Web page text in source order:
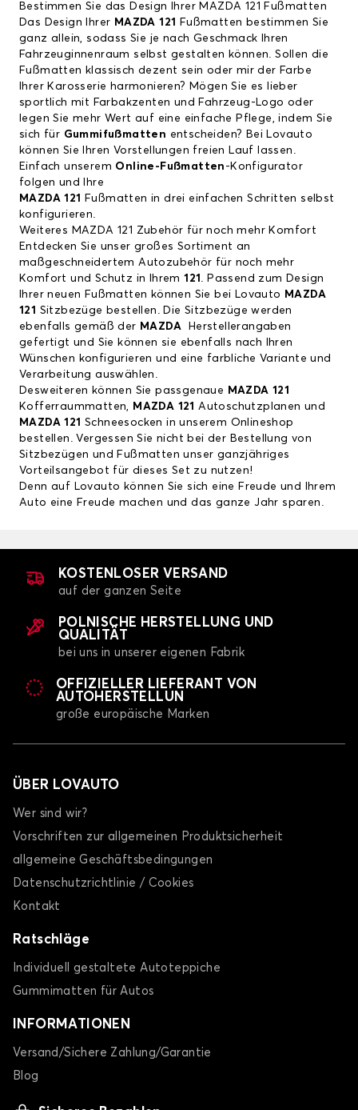
Bestimmen Sie das Design Ihrer MAZDA 121 Fußmatten
Das Design Ihrer MAZDA 121
Fußmatten bestimmen Sie
ganz allein, sodass Sie je nach Geschmack Ihren
Fahrzeuginnenraum selbst gestalten können. Sollen die
Fußmatten klassisch dezent sein oder mir der Farbe
Ihrer Karosserie harmonieren? Mögen Sie es lieber
sportlich mit Farbakzenten und Fahrzeug-Logo oder
legen Sie mehr Wert auf eine einfache Pflege, indem Sie
sich für Gummifußmatten entscheiden? Bei Lovauto
können Sie Ihren Vorstellungen freien Lauf lassen.
Einfach unserem Online-Fußmatten -Konfigurator
folgen und Ihre
MAZDA 121
Fußmatten in drei einfachen Schritten selbst
konfigurieren.
Weiteres MAZDA 121 Zubehör für noch mehr Komfort
Entdecken Sie unser großes Sortiment an
maßgeschneidertem Autozubehör für noch mehr
Komfort und Schutz in Ihrem121 . Passend zum Design
Ihrer neuen Fußmatten können Sie bei Lovauto MAZDA
121 Sitzbezüge bestellen. Die Sitzbezüge werden
ebenfalls gemäß der MAZDA
Herstellerangaben
gefertigt und Sie können sie ebenfalls nach Ihren
Wünschen konfigurieren und eine farbliche Variante und
Verarbeitung auswählen.
Desweiteren können Sie passgenaue MAZDA 121
Kofferraummatten, MAZDA 121Autoschutzplanen und
MAZDA 121 Schneesocken in unserem Onlineshop
bestellen. Vergessen Sie nicht bei der Bestellung von
Sitzbezügen und Fußmatten unser ganzjähriges
Vorteilsangebot für dieses Set zu nutzen!
Denn auf Lovauto können Sie sich eine Freude und Ihrem
Auto eine Freude machen und das ganze Jahr sparen.
KOSTENLOSER VERSAND
auf der ganzen Seite
POLNISCHE HERSTELLUNG UND
QUALITÄT
bei uns in unserer eigenen Fabrik
OFFIZIELLER LIEFERANT VON
AUTOHERSTELLUN
große europäische Marken
ÜBER LOVAUTO
Wer sind wir?
Vorschriften zur allgemeinen Produktsicherheit
allgemeine Geschäftsbedingungen
Datenschutzrichtlinie / Cookies
Kontakt
Ratschläge
Individuell gestaltete Autoteppiche
Gummimatten für Autos
INFORMATIONEN
Versand/Sichere Zahlung/Garantie
Blog